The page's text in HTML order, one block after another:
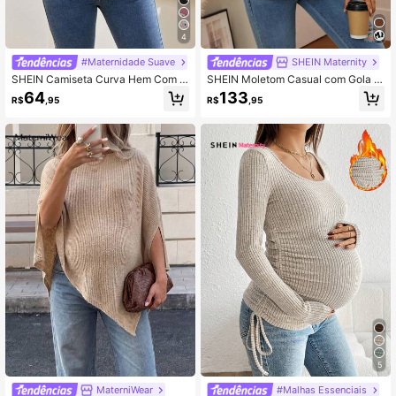
4
#Maternidade Suave
SHEIN Camiseta Curva Hem Com E
stampa Cartoon De Maternidade
R$64 ,95
MaterniWear
SHEIN Maternity
SHEIN Moletom Casual com Gola R
edonda, Manga Longa com Ombro
Caído, Fenda Lateral e Estampa de
R$133 ,95
5
#Malhas Essenciais